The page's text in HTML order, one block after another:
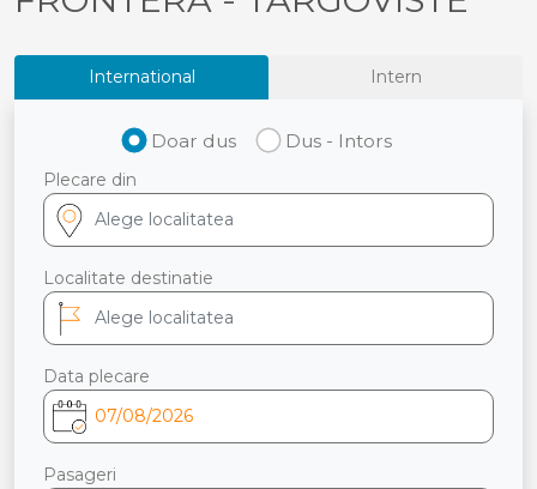
International Intern
Doar dus Dus - Intors
Plecare din
Localitate destinatie
Data plecare
Pasageri